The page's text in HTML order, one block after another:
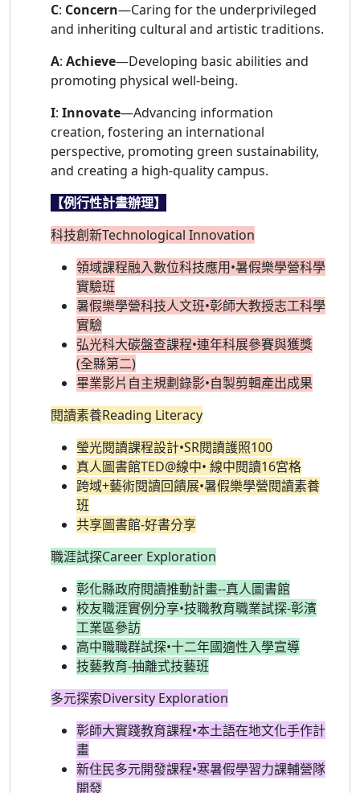
C: Concern—Caring for the underprivileged
and inheriting cultural and artistic traditions.
A: Achieve—Developing basic abilities and
promoting physical well-being.
I: Innovate—Advancing information
creation, fostering an international
perspective, promoting green sustainability,
and creating a high-quality campus.
【例行性計畫辦理】
科技創新Technological Innovation
領域課程融入數位科技應用•暑假樂學營科學
實驗班
暑假樂學營科技人文班•彰師大教授志工科學
實驗
弘光科大碳盤查課程•連年科展參賽與獲獎
(全縣第二)
畢業影片自主規劃錄影•自製剪輯產出成果
閱讀素養Reading Literacy
瑩光閱讀課程設計•SR閱讀護照100
真人圖書館TED@線中• 線中閱讀16宮格
跨域+藝術閱讀回饋展•暑假樂學營閱讀素養
班
共享圖書館-好書分享
職涯試探Career Exploration
彰化縣政府閱讀推動計畫--真人圖書館
校友職涯實例分享•技職教育職業試探-彰濱
工業區參訪
高中職職群試探•十二年國適性入學宣導
技藝教育-抽離式技藝班
多元探索Diversity Exploration
彰師大實踐教育課程•本土語在地文化手作計
畫
新住民多元開發課程•寒暑假學習力課輔營隊
開發